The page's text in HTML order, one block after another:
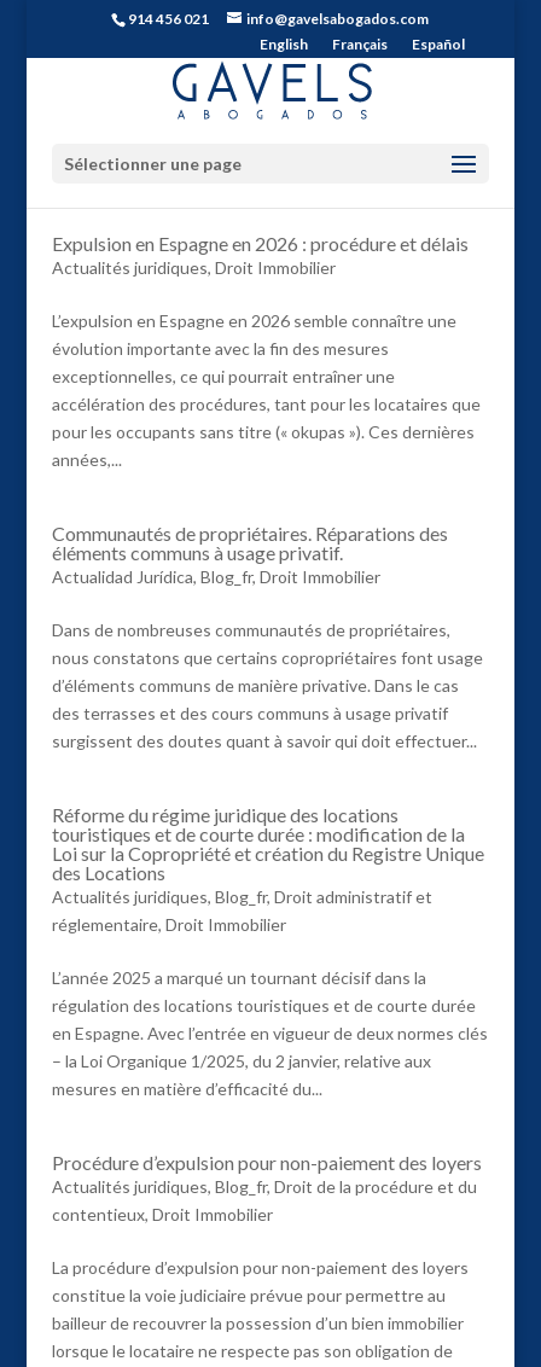
914 456 021
info@gavelsabogados.com
English
Français Español
Sélectionner une page
Expulsion en Espagne en 2026 : procédure et délais
Actualités juridiques, Droit Immobilier
L’expulsion en Espagne en 2026 semble connaître une
évolution importante avec la fin des mesures
exceptionnelles, ce qui pourrait entraîner une
accélération des procédures, tant pour les locataires que
pour les occupants sans titre (« okupas »). Ces dernières
années,...
Communautés de propriétaires. Réparations des
éléments communs à usage privatif.
Actualidad Jurídica, Blog_fr, Droit Immobilier
Dans de nombreuses communautés de propriétaires,
nous constatons que certains copropriétaires font usage
d’éléments communs de manière privative. Dans le cas
des terrasses et des cours communs à usage privatif
surgissent des doutes quant à savoir qui doit effectuer...
Réforme du régime juridique des locations
touristiques et de courte durée : modification de la
Loi sur la Copropriété et création du Registre Unique
des Locations
Actualités juridiques, Blog_fr, Droit administratif et
réglementaire, Droit Immobilier
L’année 2025 a marqué un tournant décisif dans la
régulation des locations touristiques et de courte durée
en Espagne. Avec l’entrée en vigueur de deux normes clés
– la Loi Organique 1/2025, du 2 janvier, relative aux
mesures en matière d’efficacité du...
Procédure d’expulsion pour non-paiement des loyers
Actualités juridiques, Blog_fr, Droit de la procédure et du
contentieux, Droit Immobilier
La procédure d’expulsion pour non-paiement des loyers
constitue la voie judiciaire prévue pour permettre au
bailleur de recouvrer la possession d’un bien immobilier
lorsque le locataire ne respecte pas son obligation de